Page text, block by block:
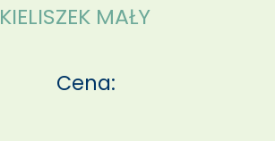
KIELISZEK MAŁY
Cena: